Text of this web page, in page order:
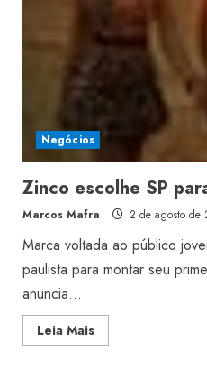
Negócios
Zinco escolhe SP
Marcos Mafra 2 de agosto de
Marca voltada ao público
paulista para montar seu
anuncia...
Leia MaisRead
more